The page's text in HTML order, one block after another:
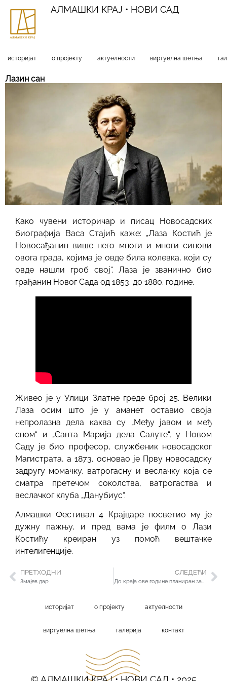
АЛМАШКИ КРАЈ • НОВИ САД
историјат о пројекту актуелности виртуелна шетња
Лазин сан
Како чувени историчар и писац Новосадских
биографија Васа Стајић каже: „Лаза Костић је
Новосађанин више него многи и многи синови
овога града, којима је овде била колевка, који су
овде нашли гроб свој“. Лаза је званично био
грађанин Новог Сада од 1853. до 1880. године.
Живео је у Улици Златне греде број 25. Велики
Лаза осим што је у аманет оставио своја
непролазна дела каква су „Међу јавом и међ
сном“ и „Санта Марија дела Салуте“, у Новом
Саду је био професор, службеник новосадског
Магистрата, а 1873. основао је Прву новосадску
задругу момачку, ватрогасну и веслачку која се
сматра претечом соколства, ватрогаства и
веслачког клуба „Данубиус“.
Алмашки Фестивал 4 Крајцаре посветио му је
дужну пажњу, и пред вама је филм о Лази
Костићу креиран уз помоћ вештачке
интелигенције.
ПРЕТХОДНИ
Змајев дар
СЛЕДЕЋИ
До краја ове године планиран завршетак уговорених радова у Алмашком крају
историјат о пројекту актуелности
виртуелна шетња галерија контакт